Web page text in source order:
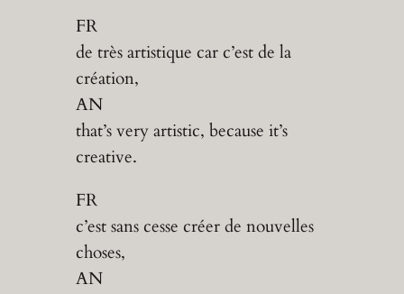
FR
de très artistique car c’est de la
création,
AN
that’s very artistic, because it’s
creative.
FR
c’est sans cesse créer de nouvelles
choses,
AN